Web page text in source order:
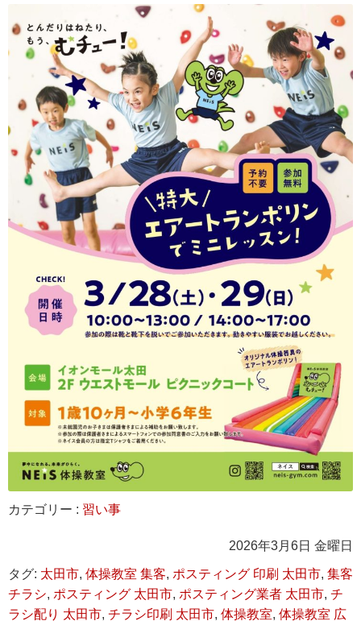
カテゴリー : 習い事
2026年3月6日 金曜日
タグ: 太田市, 体操教室 集客, ポスティング 印刷 太田市, 集客
チラシ, ポスティング 太田市, ポスティング業者 太田市, チ
ラシ配り 太田市, チラシ印刷 太田市, 体操教室, 体操教室 広